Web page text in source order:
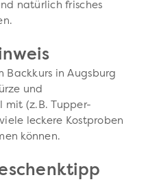
natürlich frisches
Backkurs in Augsburg
und
mit (z.B. Tupper-
leckere Kostproben
können.